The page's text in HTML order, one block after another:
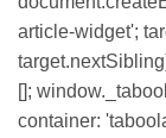
article-widget';
[];
container: